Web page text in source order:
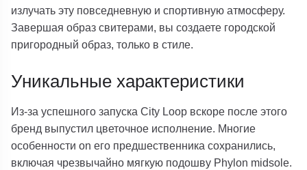
излучать эту повседневную и спортивную атмосферу.
Завершая образ свитерами, вы создаете городской
пригородный образ, только в стиле.
Уникальные характеристики
Из-за успешного запуска City Loop вскоре после этого
бренд выпустил цветочное исполнение. Многие
особенности on его предшественника сохранились,
включая чрезвычайно мягкую подошву Phylon midsole.